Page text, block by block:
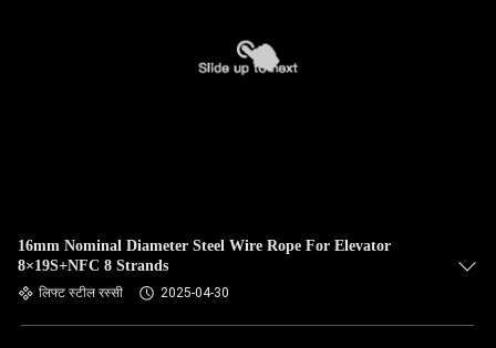
16mm Nominal Diameter Steel Wire Rope For Elevator
8×19S+NFC 8 Strands
लिफ्ट स्टील रस्सी 2025-04-30